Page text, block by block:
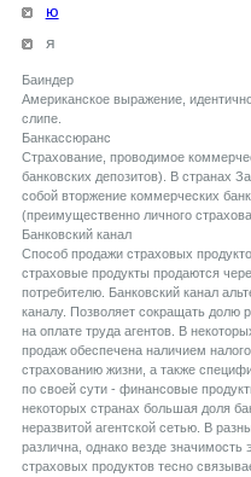
ю
я
Баиндер
Американское выражение,
слипе.
Банкассюранс
Страхование, проводимое
банковских депозитов). В странах
собой вторжение коммерческих
(преимущественно личного
Банковский канал
Способ продажи страховых
страховые продукты продаются
потребителю. Банковский канал
каналу. Позволяет сокращать долю
на оплате труда агентов. В
продаж обеспечена наличием
страхованию жизни, а также
по своей сути - финансовые
некоторых странах большая доля
неразвитой агентской сетью. В
различна, однако везде значимость
страховых продуктов тесно